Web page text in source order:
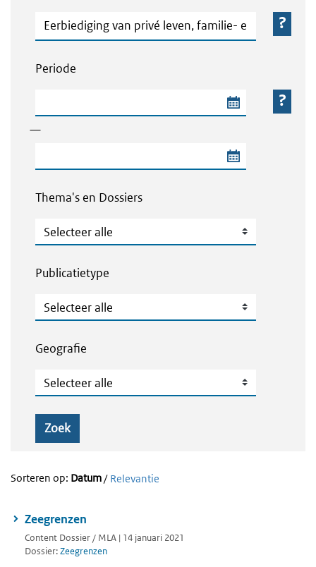
Trefwoord
Periode
—
Thema's en Dossiers
Thema's en Dossiers
Publicatietype
Publicatietype
Geografie
Geografie
Zoek
Sorteren op: Datum/ Relevantie
Zeegrenzen
Content Dossier / MLA | 14 januari 2021
Dossier:Zeegrenzen